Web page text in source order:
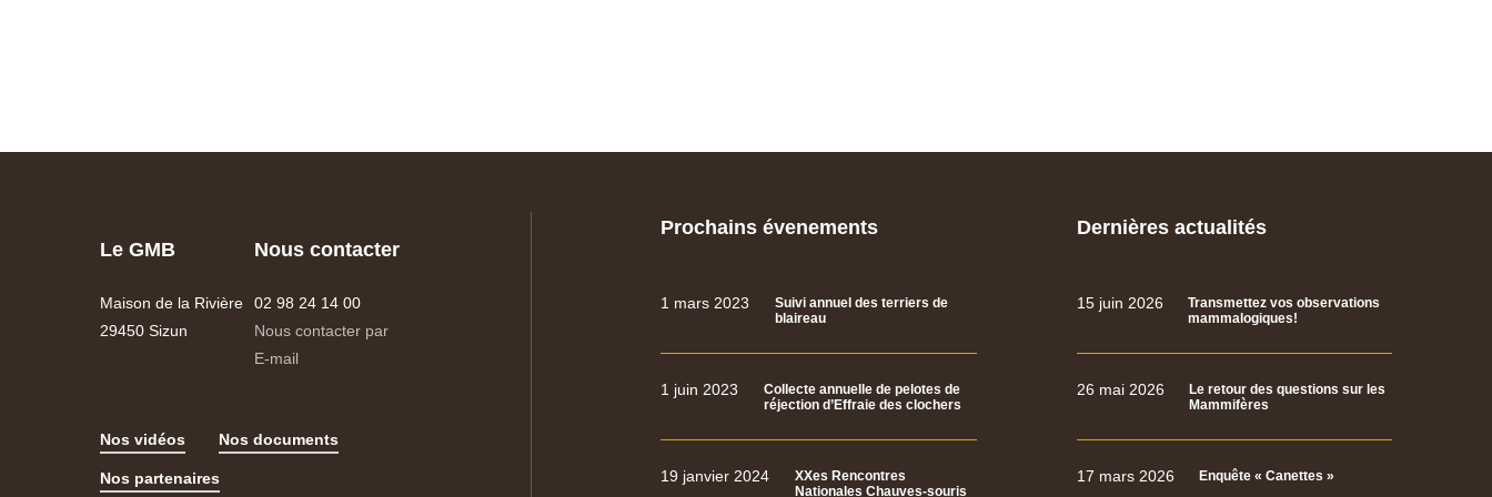
Le GMB
Maison de la Rivière
29450 Sizun
Nous contacter
02 98 24 14 00
Nous contacter par
E-mail
Nos vidéos Nos documents
Nos partenaires
Prochains évenements
1 mars 2023
Suivi annuel des terriers de
blaireau
1 juin 2023
Collecte annuelle de pelotes de
réjection d’Effraie des clochers
19 janvier 2024
XXes Rencontres
Nationales Chauves-souris
Dernières actualités
15 juin 2026
Transmettez vos observations
mammalogiques!
26 mai 2026
Le retour des questions sur les
Mammifères
17 mars 2026 Enquête « Canettes »